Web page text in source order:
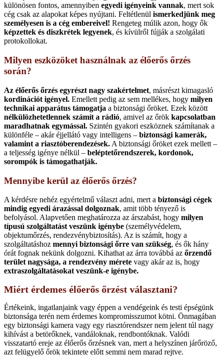
különösen fontos, amennyiben egyedi igényeink vannak, mert sok
cég csak az alapokat képes nyújtani. Feltétlenül ismerkedjünk meg
személyesen is a cég embereivel! Rengeteg múlik azon, hogy ők
képzettek és diszkrétek legyenek, és kívülről fújják a szolgálati
protokollokat.
Milyen eszközöket használnak az élőerős őrzés
során?
Az élőerős őrzés egyrészt nagy szakértelmet, másrészt kimagasló
kordinációt igényel. Emellett pedig az sem mellékes, hogy milyen
technikai apparátus támogatja a biztonsági őröket. Ezek között
nélkülözhetetlennek számít a rádió, amivel az őrök kapcsolatban
maradhatnak egymással. Szintén gyakori eszköznek számítanak a
különféle – akár éjjellátó vagy intelligens – biztonsági kamerák,
valamint a riasztóberendezések. A biztonsági őröket ezek mellett –
a teljesség igénye nélkül – beléptetőrendszerek, kordonok,
sorompók is támogathatják.
Mennyibe kerül az élőerős őrzés?
A kérdésre nehéz egyértelmű választ adni, mert a biztonsági cégek
mindig egyedi árazással dolgoznak, amit több tényező is
befolyásol. Alapvetően meghatározza az árszabást, hogy milyen
típusú szolgáltatást veszünk igénybe (személyvédelem,
objektumőrzés, rendezvénybiztosítás). Az is számít, hogy a
szolgáltatáshoz mennyi biztonsági őrre van szükség, és ők hány
órát fognak nekünk dolgozni. Kihathat az árra továbbá az őrzendő
terület nagysága, a rendezvény mérete vagy akár az is, hogy
extraszolgáltatásokat veszünk-e igénybe.
Miért érdemes élőerős őrzést választani?
Értékeink, ingatlanjaink vagy éppen a vendégeink és testi épségünk
biztonsága terén nem érdemes kompromisszumot kötni. Önmagában
egy biztonsági kamera vagy egy riasztórendszer nem jelent túl nagy
kihívást a betörőknek, vandáloknak, rendbontóknak. Valódi
visszatartó ereje az élőerős őrzésnek van, mert a helyszínen járőröző,
azt felügyelő őrök tekintete előtt semmi nem marad rejtve.